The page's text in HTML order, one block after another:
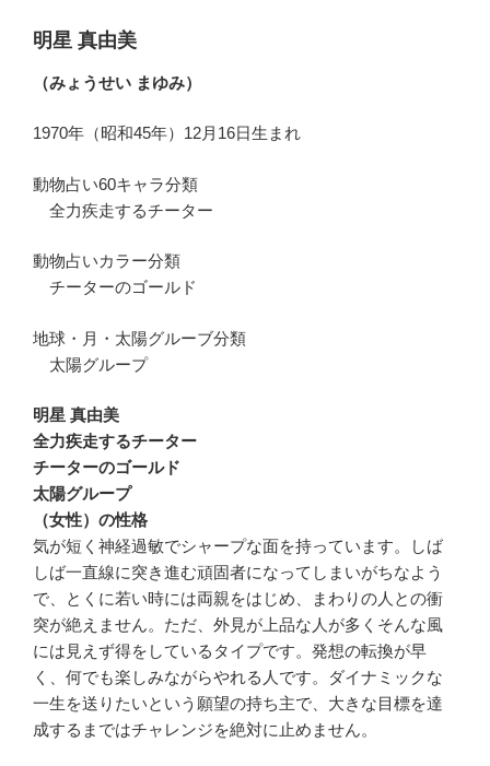
明星 真由美
（みょうせい まゆみ）
1970年（昭和45年）12月16日生まれ
動物占い60キャラ分類
全力疾走するチーター
動物占いカラー分類
チーターのゴールド
地球・月・太陽グルーブ分類
太陽グループ
明星 真由美
全力疾走するチーター
チーターのゴールド
太陽グループ
（女性）の性格
気が短く神経過敏でシャープな面を持っています。しば
しば一直線に突き進む頑固者になってしまいがちなよう
で、とくに若い時には両親をはじめ、まわりの人との衝
突が絶えません。ただ、外見が上品な人が多くそんな風
には見えず得をしているタイプです。発想の転換が早
く、何でも楽しみながらやれる人です。ダイナミックな
一生を送りたいという願望の持ち主で、大きな目標を達
成するまではチャレンジを絶対に止めません。